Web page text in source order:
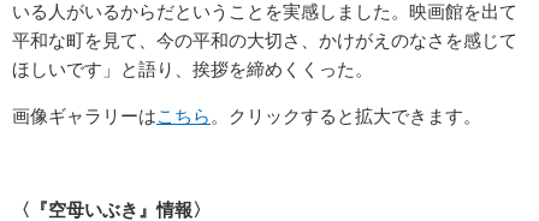
いる人がいるからだということを実感しました。映画館を出て
平和な町を見て、今の平和の大切さ、かけがえのなさを感じて
ほしいです」と語り、挨拶を締めくくった。
画像ギャラリーはこちら 。クリックすると拡大できます。
〈『空母いぶき』情報〉